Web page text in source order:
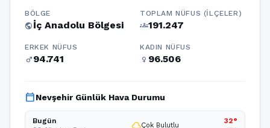
BÖLGE
publicİç Anadolu Bölgesi
TOPLAM NÜFUS (İLÇELER)
groups191.247
ERKEK NÜFUS
male94.741
KADIN NÜFUS
female 96.506
calendar_todayNevşehir Günlük Hava Durumu
Bugün cloudÇok Bulutlu
32°